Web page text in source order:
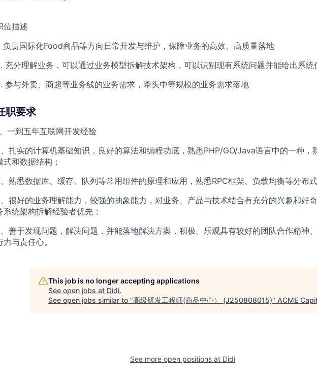
位描述
负责国际化Food商品等方向日常开发与维护，保障业务的高效、高质量落地
充分理解业务，可以通过业务模型拆解技术架构，可以识别现有系统问题并能给出系统
参与外卖、商超等业务线的业务需求，牵头中等规模的业务需求落地
职要求
一到五年互联网开发经验
扎实的计算机基础知识，良好的算法和编程功底，熟悉PHP/GO/Java语言中的一种，
式和数据结构；
熟悉数据库、缓存、队列等常用组件的原理和应用，熟悉RPC框架、负载均衡等分布式
很好的业务理解能力，较强的抽象能力，对业务、产品与技术结合有充分的兴趣和好
系统架构拆解经验者优先；
善于发现问题，解决问题，并能落地解决方案，积极、乐观具有较好的团队合作精神
力与责任心。
This job is no longer accepting applications
See open jobs at Didi.
See open jobs similar to "高级研发工程师(商品中心） (J250808015)" ACME
See more open positions at Didi